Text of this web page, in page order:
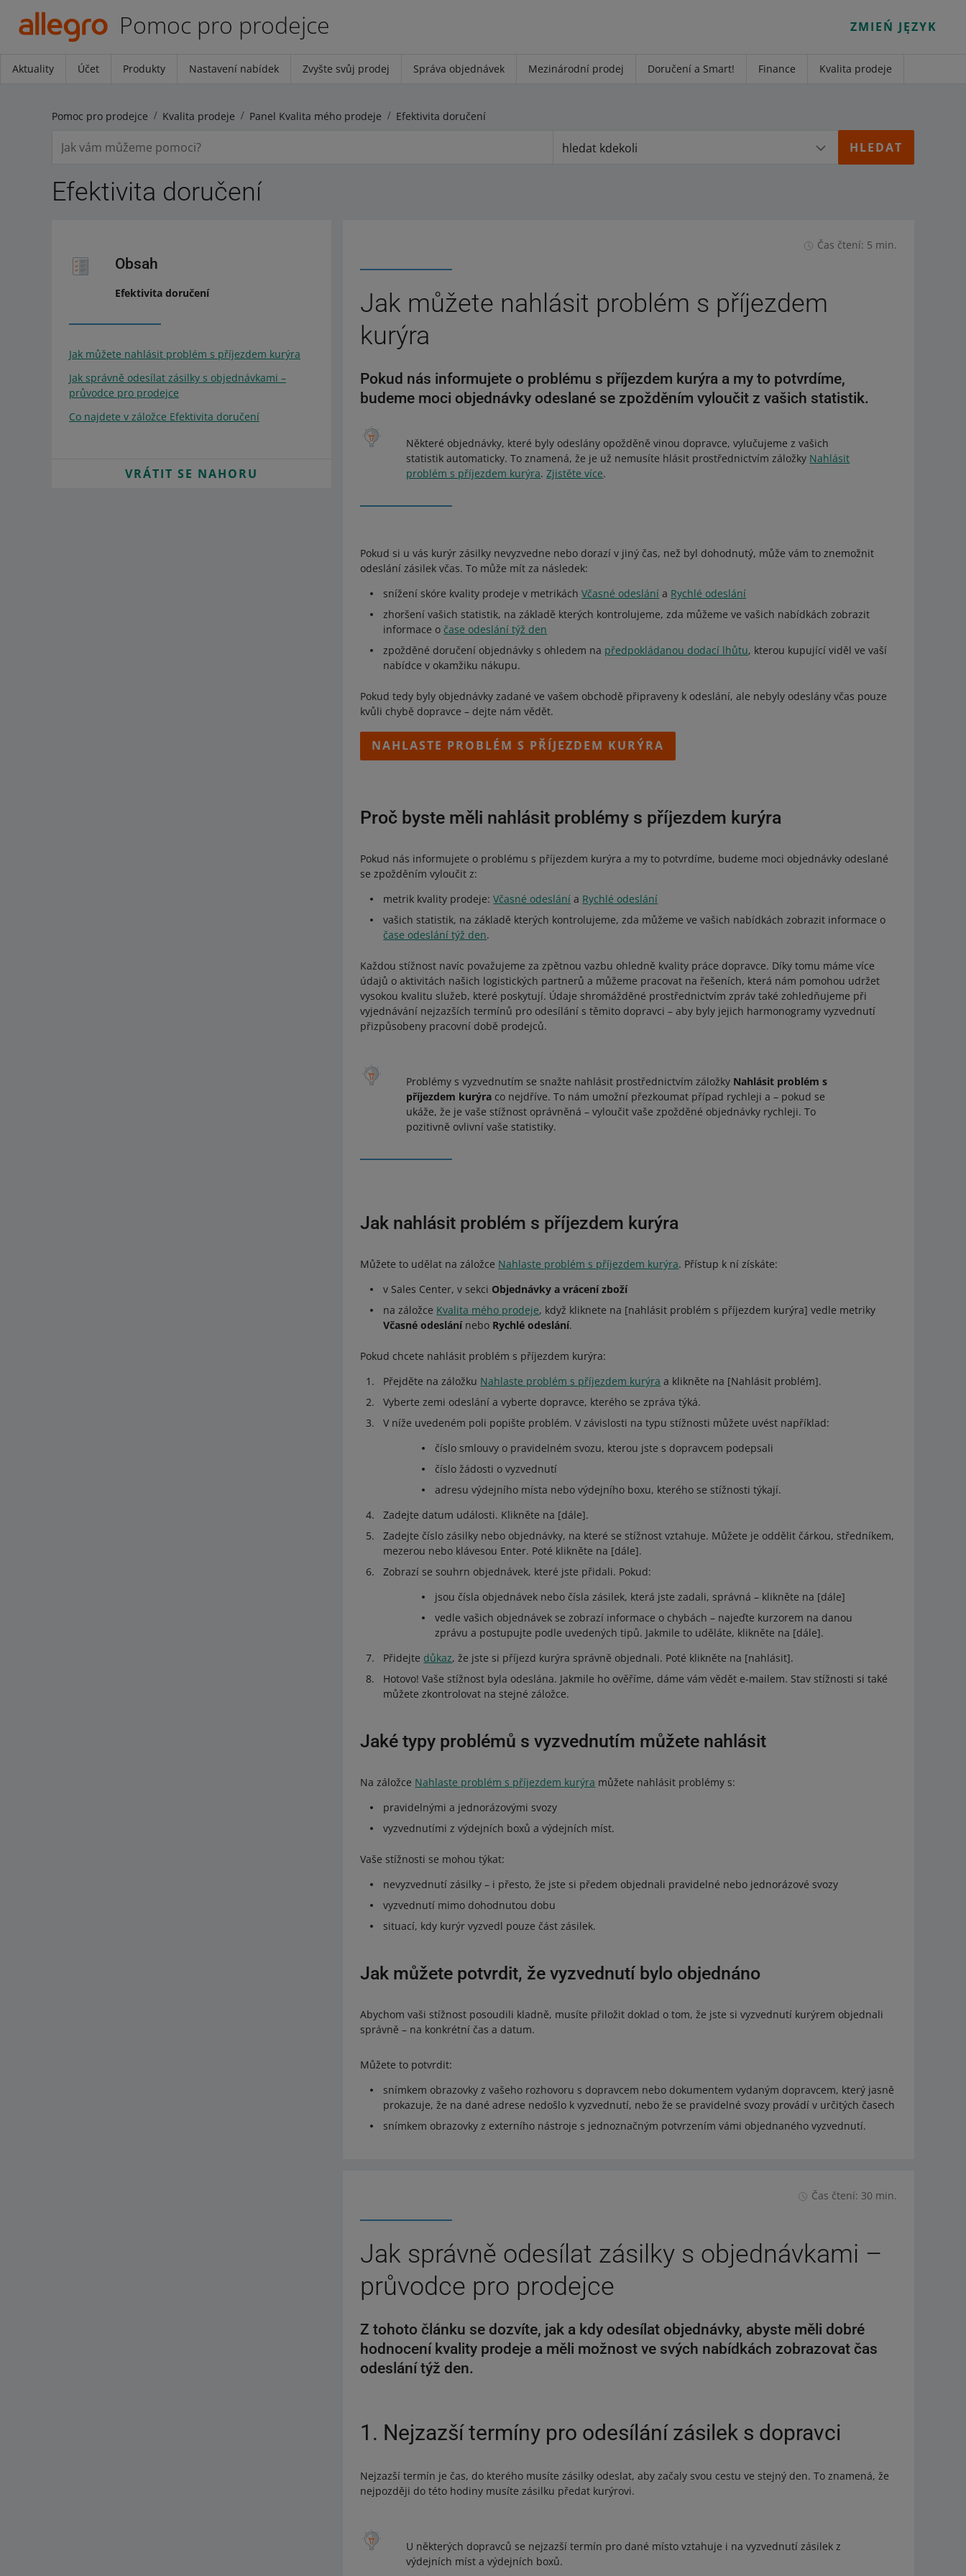
Pomoc pro prodejce ZMIEŃ JĘZYK
Aktuality Účet Produkty Nastavení nabídek Zvyšte svůj prodej Správa objednávek Mezinárodní prodej Doručení a Smart! Finance Kvalita prodeje
Pomoc pro prodejce Kvalita prodeje Panel Kvalita mého prodeje Efektivita doručení
hledat kdekoli
Efektivita doručení
Obsah
Efektivita doručení
Jak můžete nahlásit problém s příjezdem kurýra
Jak správně odesílat zásilky s objednávkami –
průvodce pro prodejce
Co najdete v záložce Efektivita doručení
VRÁTIT SE NAHORU
Čas čtení: 5 min.
Jak můžete nahlásit problém s příjezdem
kurýra
Pokud nás informujete o problému s příjezdem kurýra a my to potvrdíme,
budeme moci objednávky odeslané se zpožděním vyloučit z vašich statistik.
Některé objednávky, které byly odeslány opožděně vinou dopravce, vylučujeme z vašich
statistik automaticky. To znamená, že je už nemusíte hlásit prostřednictvím záložky Nahlásit
problém s příjezdem kurýra.Zjistěte více.
Pokud si u vás kurýr zásilky nevyzvedne nebo dorazí v jiný čas, než byl dohodnutý, může vám to znemožnit
odeslání zásilek včas. To může mít za následek:
snížení skóre kvality prodeje v metrikáchVčasné odeslání a Rychlé odeslání
zhoršení vašich statistik, na základě kterých kontrolujeme, zda můžeme ve vašich nabídkách zobrazit
informace o čase odeslání týž den
zpožděné doručení objednávky s ohledem na předpokládanou dodací lhůtu, kterou kupující viděl ve vaší
nabídce v okamžiku nákupu.
Pokud tedy byly objednávky zadané ve vašem obchodě připraveny k odeslání, ale nebyly odeslány včas pouze
kvůli chybě dopravce – dejte nám vědět.
NAHLASTE PROBLÉM S PŘÍJEZDEM KURÝRA
Proč byste měli nahlásit problémy s příjezdem kurýra
Pokud nás informujete o problému s příjezdem kurýra a my to potvrdíme, budeme moci objednávky odeslané
se zpožděním vyloučit z:
metrik kvality prodeje:Včasné odeslání a Rychlé odeslání
vašich statistik, na základě kterých kontrolujeme, zda můžeme ve vašich nabídkách zobrazit informace o
čase odeslání týž den.
Každou stížnost navíc považujeme za zpětnou vazbu ohledně kvality práce dopravce. Díky tomu máme více
údajů o aktivitách našich logistických partnerů a můžeme pracovat na řešeních, která nám pomohou udržet
vysokou kvalitu služeb, které poskytují. Údaje shromážděné prostřednictvím zpráv také zohledňujeme při
vyjednávání nejzazších termínů pro odesílání s těmito dopravci – aby byly jejich harmonogramy vyzvednutí
přizpůsobeny pracovní době prodejců.
Problémy s vyzvednutím se snažte nahlásit prostřednictvím záložky Nahlásit problém s
příjezdem kurýra co nejdříve. To nám umožní přezkoumat případ rychleji a – pokud se
ukáže, že je vaše stížnost oprávněná – vyloučit vaše zpožděné objednávky rychleji. To
pozitivně ovlivní vaše statistiky.
Jak nahlásit problém s příjezdem kurýra
Můžete to udělat na záložce Nahlaste problém s příjezdem kurýra. Přístup k ní získáte:
v Sales Center, v sekci Objednávky a vrácení zboží
na záložce Kvalita mého prodeje, když kliknete na [nahlásit problém s příjezdem kurýra] vedle metriky
Včasné odeslánínebo Rychlé odeslání.
Pokud chcete nahlásit problém s příjezdem kurýra:
Přejděte na záložku Nahlaste problém s příjezdem kurýra a klikněte na [Nahlásit problém].
Vyberte zemi odeslání a vyberte dopravce, kterého se zpráva týká.
V níže uvedeném poli popište problém. V závislosti na typu stížnosti můžete uvést například:
číslo smlouvy o pravidelném svozu, kterou jste s dopravcem podepsali
číslo žádosti o vyzvednutí
adresu výdejního místa nebo výdejního boxu, kterého se stížnosti týkají.
Zadejte datum události. Klikněte na [dále].
Zadejte číslo zásilky nebo objednávky, na které se stížnost vztahuje. Můžete je oddělit čárkou, středníkem,
mezerou nebo klávesou Enter. Poté klikněte na [dále].
Zobrazí se souhrn objednávek, které jste přidali. Pokud:
jsou čísla objednávek nebo čísla zásilek, která jste zadali, správná – klikněte na [dále]
vedle vašich objednávek se zobrazí informace o chybách – najeďte kurzorem na danou
zprávu a postupujte podle uvedených tipů. Jakmile to uděláte, klikněte na [dále].
Přidejte důkaz, že jste si příjezd kurýra správně objednali. Poté klikněte na [nahlásit].
Hotovo! Vaše stížnost byla odeslána. Jakmile ho ověříme, dáme vám vědět e-mailem. Stav stížnosti si také
můžete zkontrolovat na stejné záložce.
Jaké typy problémů s vyzvednutím můžete nahlásit
Na záložce Nahlaste problém s příjezdem kurýra můžete nahlásit problémy s:
pravidelnými a jednorázovými svozy
vyzvednutími z výdejních boxů a výdejních míst.
Vaše stížnosti se mohou týkat:
nevyzvednutí zásilky – i přesto, že jste si předem objednali pravidelné nebo jednorázové svozy
vyzvednutí mimo dohodnutou dobu
situací, kdy kurýr vyzvedl pouze část zásilek.
Jak můžete potvrdit, že vyzvednutí bylo objednáno
Abychom vaši stížnost posoudili kladně, musíte přiložit doklad o tom, že jste si vyzvednutí kurýrem objednali
správně – na konkrétní čas a datum.
Můžete to potvrdit:
snímkem obrazovky z vašeho rozhovoru s dopravcem nebo dokumentem vydaným dopravcem, který jasně
prokazuje, že na dané adrese nedošlo k vyzvednutí, nebo že se pravidelné svozy provádí v určitých časech
snímkem obrazovky z externího nástroje s jednoznačným potvrzením vámi objednaného vyzvednutí.
Čas čtení: 30 min.
Jak správně odesílat zásilky s objednávkami –
průvodce pro prodejce
Z tohoto článku se dozvíte, jak a kdy odesílat objednávky, abyste měli dobré
hodnocení kvality prodeje a měli možnost ve svých nabídkách zobrazovat čas
odeslání týž den.
1. Nejzazší termíny pro odesílání zásilek s dopravci
Nejzazší termín je čas, do kterého musíte zásilky odeslat, aby začaly svou cestu ve stejný den. To znamená, že
nejpozději do této hodiny musíte zásilku předat kurýrovi.
U některých dopravců se nejzazší termín pro dané místo vztahuje i na vyzvednutí zásilek z
výdejních míst a výdejních boxů.